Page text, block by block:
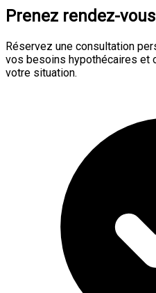
Prenez rendez-vous
Réservez une consultation
vos besoins hypothécaires et
votre situation.